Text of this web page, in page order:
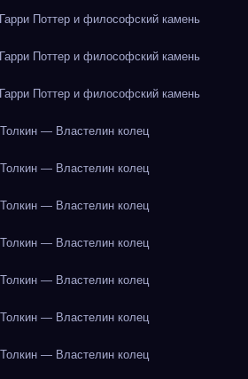
Поттер и философский камень
Поттер и философский камень
Поттер и философский камень
— Властелин колец
— Властелин колец
— Властелин колец
— Властелин колец
— Властелин колец
— Властелин колец
— Властелин колец